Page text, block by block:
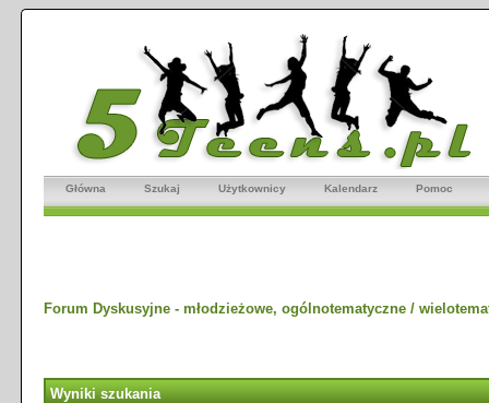
Główna Szukaj Użytkownicy Kalendarz Pomoc
Forum Dyskusyjne - młodzieżowe, ogólnotematyczne /
Wyniki szukania